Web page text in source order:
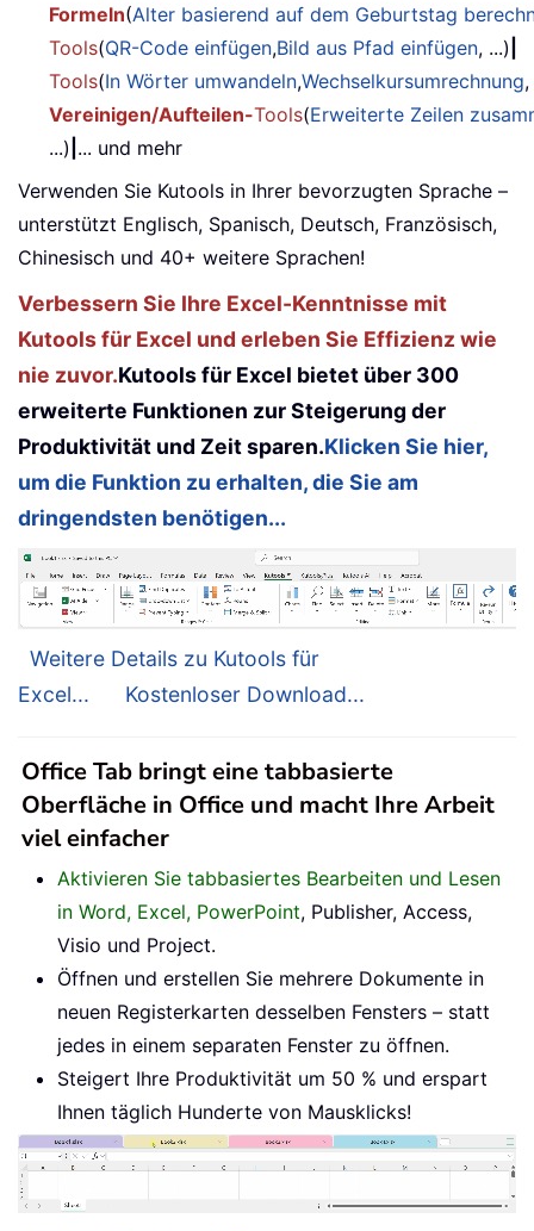
Formeln(Alter basierend auf dem Geburtstag
Tools(QR-Code einfügen,Bild aus Pfad einfügen, ...)
Tools(In Wörter umwandeln,Wechselkursumrechnung
Vereinigen/Aufteilen-Tools(Erweiterte Zeilen
...) ... und mehr
Verwenden Sie Kutools in Ihrer bevorzugten Sprache –
unterstützt Englisch, Spanisch, Deutsch, Französisch,
Chinesisch und 40+ weitere Sprachen!
Verbessern Sie Ihre Excel-Kenntnisse mit
Kutools für Excel und erleben Sie Effizienz wie
nie zuvor.Kutools für Excel bietet über 300
erweiterte Funktionen zur Steigerung der
Produktivität und Zeit sparen.Klicken Sie hier,
um die Funktion zu erhalten, die Sie am
dringendsten benötigen...
Weitere Details zu Kutools für
Excel...
Kostenloser Download...
Office Tab bringt eine tabbasierte
Oberfläche in Office und macht Ihre Arbeit
viel einfacher
Aktivieren Sie tabbasiertes Bearbeiten und Lesen
in Word, Excel, PowerPoint, Publisher, Access,
Visio und Project.
Öffnen und erstellen Sie mehrere Dokumente in
neuen Registerkarten desselben Fensters – statt
jedes in einem separaten Fenster zu öffnen.
Steigert Ihre Produktivität um 50 % und erspart
Ihnen täglich Hunderte von Mausklicks!